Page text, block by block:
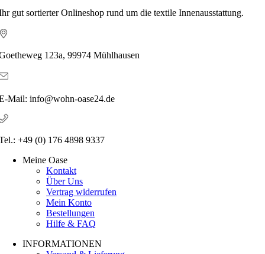
gut sortierter Onlineshop rund um die textile Innenausstattung.
123a, 99974 Mühlhausen
Mail: info@wohn-oase24.de
+49 (0) 176 4898 9337
Meine Oase
Kontakt
Über Uns
Vertrag widerrufen
Mein Konto
Bestellungen
Hilfe & FAQ
INFORMATIONEN